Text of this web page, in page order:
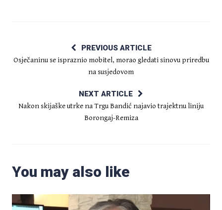
PREVIOUS ARTICLE
Osječaninu se ispraznio mobitel, morao gledati sinovu priredbu
na susjedovom
NEXT ARTICLE
Nakon skijaške utrke na Trgu Bandić najavio trajektnu liniju
Borongaj-Remiza
You may also like